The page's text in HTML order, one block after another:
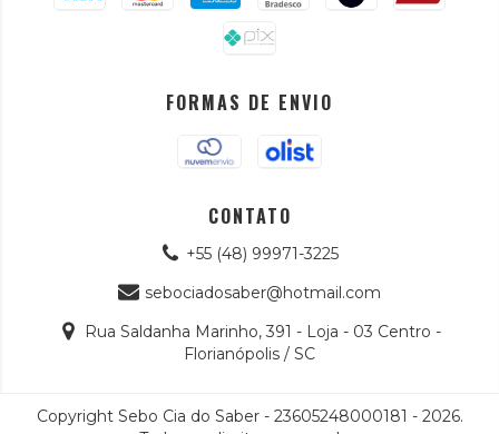
FORMAS DE ENVIO
CONTATO
+55 (48) 99971-3225
sebociadosaber@hotmail.com
Rua Saldanha Marinho, 391 - Loja - 03 Centro -
Florianópolis / SC
Copyright Sebo Cia do Saber - 23605248000181 - 2026.